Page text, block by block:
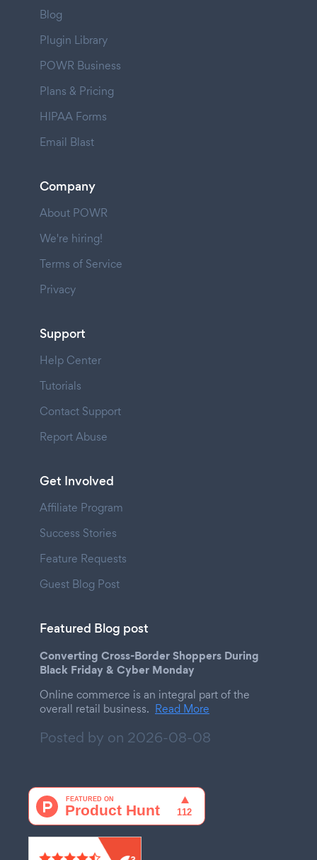
Blog
Plugin Library
POWR Business
Plans & Pricing
HIPAA Forms
Email Blast
Company
About POWR
We're hiring!
Terms of Service
Privacy
Support
Help Center
Tutorials
Contact Support
Report Abuse
Get Involved
Affiliate Program
Success Stories
Feature Requests
Guest Blog Post
Featured Blog post
Converting Cross-Border Shoppers During
Black Friday & Cyber Monday
Online commerce is an integral part of the
overall retail business. Read More
Posted by on 2026-08-08